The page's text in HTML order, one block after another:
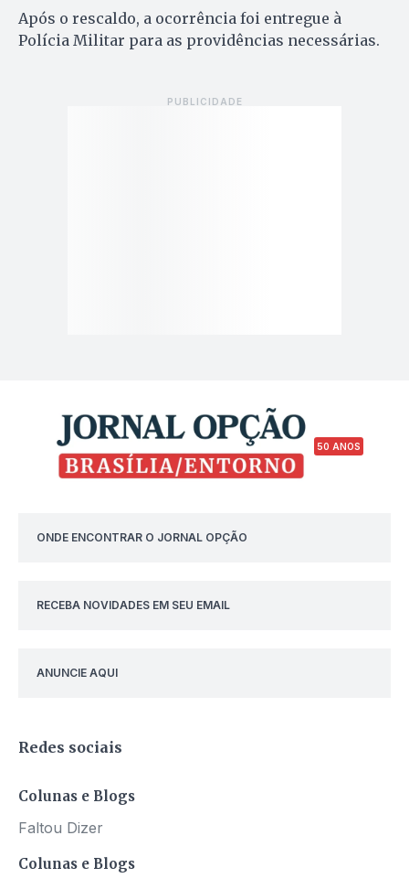
Após o rescaldo, a ocorrência foi entregue à
Polícia Militar para as providências necessárias.
50 ANOS
ONDE ENCONTRAR O JORNAL OPÇÃO
RECEBA NOVIDADES EM SEU EMAIL
ANUNCIE AQUI
Redes sociais
Colunas e Blogs
Faltou Dizer
Colunas e Blogs